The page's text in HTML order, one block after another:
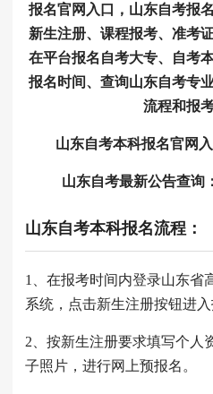
报名官网入口，山东自考报
新生注册、课程报考、准考
在平台报名自考大专、自考
报名时间、查询山东自考专
流程和报
山东自考本科报名官网入
山东自考最新公告查询：
山东自考本科报名流程：
1、在报考时间内登录山东省
系统，点击新生注册按钮进入
2、按新生注册要求填写个人
子照片，进行网上预报名。